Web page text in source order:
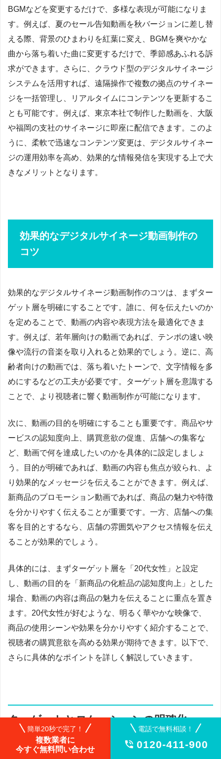
BGMなどを変更するだけで、多様な表現が可能になりま
す。例えば、夏のセール告知動画を秋バージョンに差し替
える際、背景のひまわりを紅葉に変え、BGMを爽やかな
曲から落ち着いた曲に変更するだけで、季節感あふれる訴
求ができます。さらに、クラウド型のデジタルサイネージ
システムを活用すれば、遠隔操作で複数の拠点のサイネー
ジを一括管理し、リアルタイムにコンテンツを更新するこ
とも可能です。例えば、東京本社で制作した動画を、大阪
や福岡の支社のサイネージに即座に配信できます。このよ
うに、柔軟で迅速なコンテンツ変更は、デジタルサイネー
ジの運用効率を高め、効果的な情報発信を実現する上で大
きなメリットとなります。
効果的なデジタルサイネージ動画制作の
コツ
効果的なデジタルサイネージ動画制作のコツは、まずター
ゲット層を明確にすることです。誰に、何を伝えたいのか
を定めることで、動画の内容や表現方法を最適化できま
す。例えば、若年層向けの動画であれば、テンポの速い映
像や流行の音楽を取り入れると効果的でしょう。逆に、高
齢者向けの動画では、落ち着いたトーンで、文字情報を多
めにするなどの工夫が必要です。ターゲット層を意識する
ことで、より視聴者に響く動画制作が可能になります。
次に、動画の目的を明確にすることも重要です。商品やサ
ービスの認知度向上、購買意欲の促進、店舗への集客な
ど、動画で何を達成したいのかを具体的に設定しましょ
う。目的が明確であれば、動画の内容も焦点が絞られ、よ
り効果的なメッセージを伝えることができます。例えば、
新商品のプロモーション動画であれば、商品の魅力や特徴
を分かりやすく伝えることが重要です。一方、店舗への集
客を目的とするなら、店舗の雰囲気やアクセス情報を伝え
ることが効果的でしょう。
具体的には、まずターゲット層を「20代女性」と設定
し、動画の目的を「新商品の化粧品の認知度向上」とした
場合、動画の内容は商品の魅力を伝えることに重点を置き
ます。20代女性が好むような、明るく華やかな映像で、
商品の使用シーンや効果を分かりやすく紹介することで、
視聴者の購買意欲を高める効果が期待できます。以下で、
さらに具体的なポイントを詳しく解説していきます。
ターゲットとロケーションの明確化
簡単20秒で完了！
複数業者に
今すぐ無料問い合わせ
電話で無料相談！
 0120-411-900